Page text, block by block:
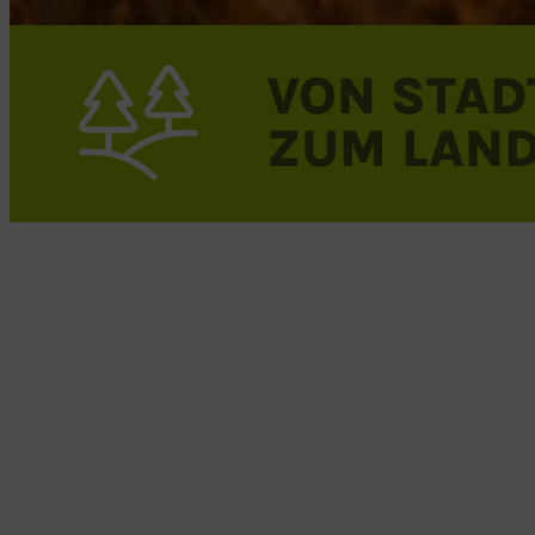
VON
ZUM